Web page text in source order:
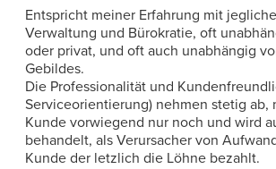
Entspricht meiner Erfahrung mit
Verwaltung und Bürokratie, oft
oder privat, und oft auch unabhängig
Gebildes.
Die Professionalität und
Serviceorientierung) nehmen stetig ab,
Kunde vorwiegend nur noch und wird
behandelt, als Verursacher von
Kunde der letzlich die Löhne bezahlt.